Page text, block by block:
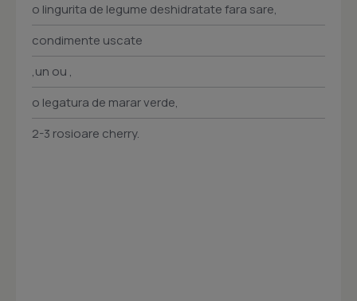
o lingurita de legume deshidratate fara sare,
condimente uscate
,un ou ,
o legatura de marar verde,
2-3 rosioare cherry.